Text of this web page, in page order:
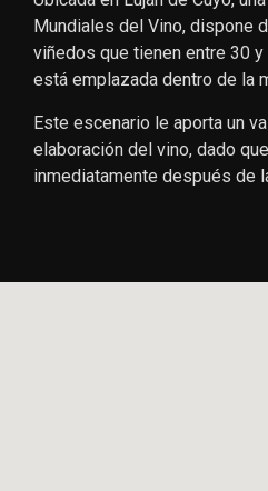
Mundiales del Vino, dispone
viñedos que tienen entre 30
está emplazada dentro de la
Este escenario le aporta un
elaboración del vino, dado
inmediatamente después de